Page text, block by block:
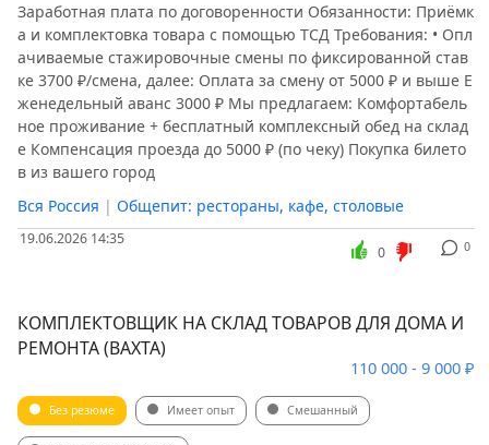
Заработная плата по договоренности Обязанности: Приёмк
а и комплектовка товара с помощью ТСД Требования: • Опл
ачиваемые стажировочные смены по фиксированной став
ке 3700 ₽/смена, далее: Оплата за смену от 5000 ₽ и выше Е
женедельный аванс 3000 ₽ Мы предлагаем: Комфортабель
ное проживание + бесплатный комплексный обед на склад
е Компенсация проезда до 5000 ₽ (по чеку) Покупка билето
в из вашего город
Вся Россия | Общепит: рестораны, кафе, столовые
19.06.2026 14:35 0
0
КОМПЛЕКТОВЩИК НА СКЛАД ТОВАРОВ ДЛЯ ДОМА И
РЕМОНТА (ВАХТА)
110 000 - 9 000 ₽
Без резюме Имеет опыт Смешанный